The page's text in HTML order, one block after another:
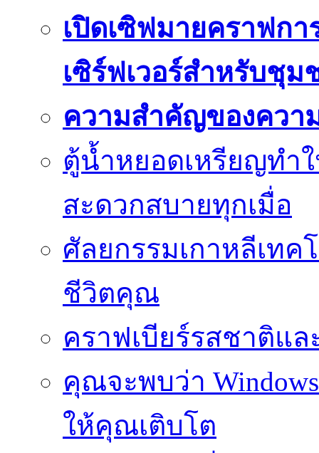
เปิดเซิฟมายคราฟกา
เซิร์ฟเวอร์สำหรับชุม
ความสำคัญของควา
ตู้น้ำหยอดเหรียญทำ
สะดวกสบายทุกเมื่อ
ศัลยกรรมเกาหลีเท
ชีวิตคุณ
คราฟเบียร์รสชาติแ
คุณจะพบว่า
ให้คุณเติบโต